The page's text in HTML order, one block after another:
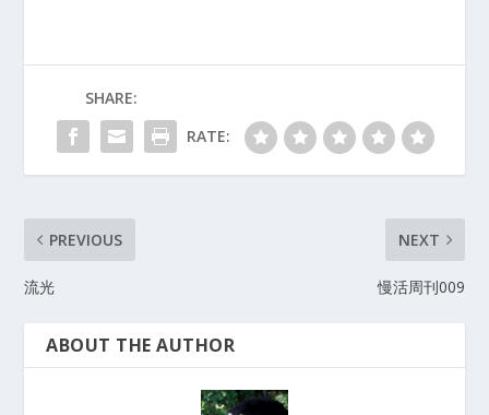
SHARE:
RATE:
PREVIOUS
流光
NEXT
慢活周刊009
ABOUT THE AUTHOR